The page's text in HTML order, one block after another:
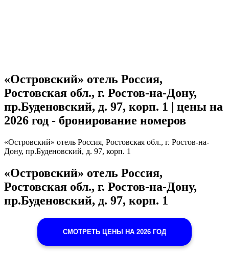
«Островский» отель Россия,
Ростовская обл., г. Ростов-на-Дону,
пр.Буденовский, д. 97, корп. 1 | цены на
2026 год - бронирование номеров
«Островский» отель Россия, Ростовская обл., г. Ростов-на-
Дону, пр.Буденовский, д. 97, корп. 1
«Островский» отель Россия,
Ростовская обл., г. Ростов-на-Дону,
пр.Буденовский, д. 97, корп. 1
СМОТРЕТЬ ЦЕНЫ НА 2026 ГОД